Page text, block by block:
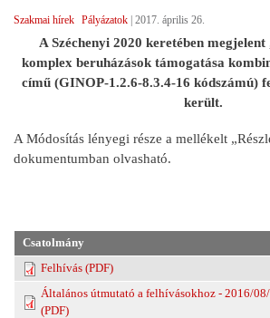
Szakmai hírek Pályázatok 2017. április 26.
A Széchenyi 2020 keretében
komplex beruházások támogatása
című (GINOP-1.2.6-8.3.4-16 kódszámú)
került.
A Módosítás lényegi része a mellékelt
dokumentumban olvasható.
Csatolmány
Felhívás (PDF)
Általános útmutató a felhívásokhoz - 2016/
(PDF)